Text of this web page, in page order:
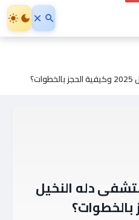
دله النخيل